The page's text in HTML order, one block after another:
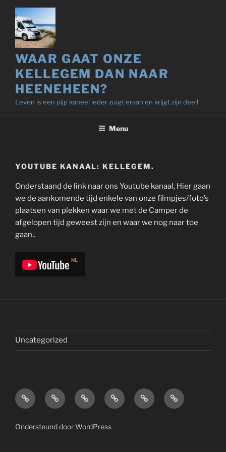
inhoud
WAAR GAAT ONZE
KELLEGEM DAN NAAR
HEENEHEEN?
Leven is een pijp kaneel ieder zuigt eraan en krijgt zijn deel!
Menu
YOUTUBE KANAAL: KELLEGEM.
Onderstaand de link naar ons Youtube kanaal, Hier gaan
we de aankomende tijd enkele van onze filmpjes/foto’s
plaatsen van plekken waar we met de Camper de
afgelopen tijd geweest zijn en waar we nog naar toe
gaan..
Uncategorized
Home
Onze
Camper
Onze
tripjes
NieuwsbriefYoutube
Kellegem.
Wie
Ondersteund door WordPress